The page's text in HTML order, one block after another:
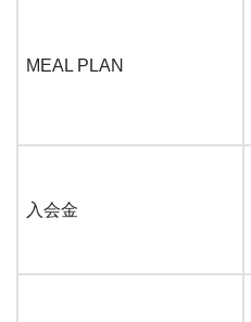
MEAL PLAN
入会金